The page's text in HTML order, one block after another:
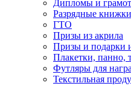
Дипломы и
Разрядные
ГТО
Призы из акрила
Призы и подарки
Плакетки, панно,
Футляры для
Текстильная